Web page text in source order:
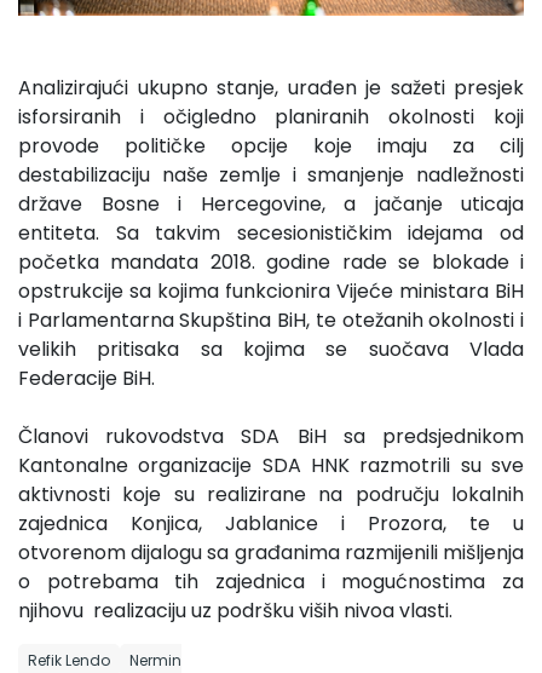
Analizirajući ukupno stanje, urađen je sažeti presjek
isforsiranih i očigledno planiranih okolnosti koji
provode političke opcije koje imaju za cilj
destabilizaciju naše zemlje i smanjenje nadležnosti
države Bosne i Hercegovine, a jačanje uticaja
entiteta. Sa takvim secesionističkim idejama od
početka mandata 2018. godine rade se blokade i
opstrukcije sa kojima funkcionira Vijeće ministara BiH
i Parlamentarna Skupština BiH, te otežanih okolnosti i
velikih pritisaka sa kojima se suočava Vlada
Federacije BiH.
Članovi rukovodstva SDA BiH sa predsjednikom
Kantonalne organizacije SDA HNK razmotrili su sve
aktivnosti koje su realizirane na području lokalnih
zajednica Konjica, Jablanice i Prozora, te u
otvorenom dijalogu sa građanima razmijenili mišljenja
o potrebama tih zajednica i mogućnostima za
njihovu realizaciju uz podršku viših nivoa vlasti.
Refik Lendo
Nermin